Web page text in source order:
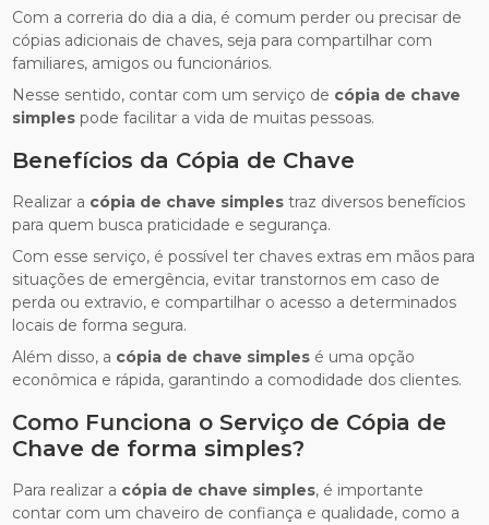
Com a correria do dia a dia, é comum perder ou precisar de
cópias adicionais de chaves, seja para compartilhar com
familiares, amigos ou funcionários.
Nesse sentido, contar com um serviço de cópia de chave
simples pode facilitar a vida de muitas pessoas.
Benefícios da Cópia de Chave
Realizar a cópia de chave simples traz diversos benefícios
para quem busca praticidade e segurança.
Com esse serviço, é possível ter chaves extras em mãos para
situações de emergência, evitar transtornos em caso de
perda ou extravio, e compartilhar o acesso a determinados
locais de forma segura.
Além disso, a cópia de chave simples é uma opção
econômica e rápida, garantindo a comodidade dos clientes.
Como Funciona o Serviço de Cópia de
Chave de forma simples?
Para realizar a cópia de chave simples, é importante
contar com um chaveiro de confiança e qualidade, como a